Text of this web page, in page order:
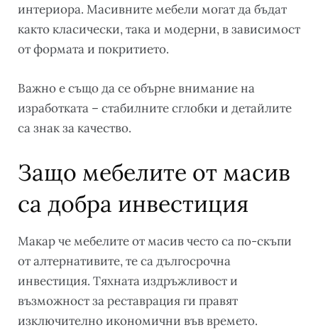
интериора. Масивните мебели могат да бъдат
както класически, така и модерни, в зависимост
от формата и покритието.
Важно е също да се обърне внимание на
изработката – стабилните сглобки и детайлите
са знак за качество.
Защо мебелите от масив
са добра инвестиция
Макар че мебелите от масив често са по-скъпи
от алтернативите, те са дългосрочна
инвестиция. Тяхната издръжливост и
възможност за реставрация ги правят
изключително икономични във времето.